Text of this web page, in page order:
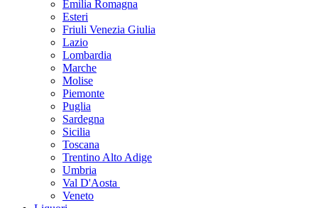
Emilia Romagna
Esteri
Friuli Venezia Giulia
Lazio
Lombardia
Marche
Molise
Piemonte
Puglia
Sardegna
Sicilia
Toscana
Trentino Alto Adige
Umbria
Val D'Aosta
Veneto